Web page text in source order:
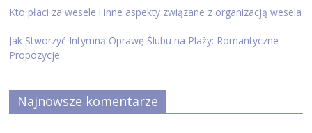
Kto płaci za wesele i inne aspekty związane z organizacją wesela
Jak Stworzyć Intymną Oprawę Ślubu na Plaży: Romantyczne
Propozycje
Najnowsze komentarze